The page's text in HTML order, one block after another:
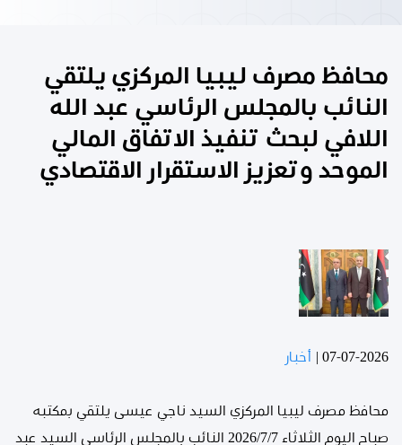
محافظ مصرف ليبيا المركزي يلتقي
النائب بالمجلس الرئاسي عبد الله
اللافي لبحث تنفيذ الاتفاق المالي
الموحد وتعزيز الاستقرار الاقتصادي
07-07-2026 أخبار
محافظ مصرف ليبيا المركزي السيد ناجي عيسى يلتقي بمكتبه
صباح اليوم الثلاثاء 2026/7/7 النائب بالمجلس الرئاسي السيد عبد